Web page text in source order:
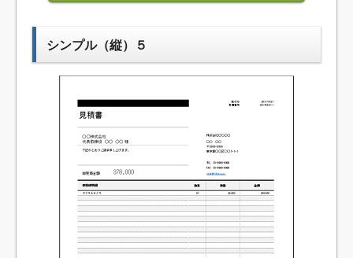
シンプル（縦）５